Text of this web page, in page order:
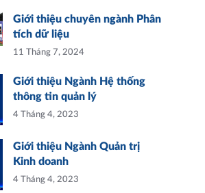
Giới thiệu chuyên ngành Phân
tích dữ liệu
11 Tháng 7, 2024
Giới thiệu Ngành Hệ thống
thông tin quản lý
4 Tháng 4, 2023
Giới thiệu Ngành Quản trị
Kinh doanh
4 Tháng 4, 2023